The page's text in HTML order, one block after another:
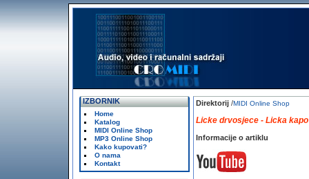
IZBORNIK
Home
Katalog
MIDI Online Shop
MP3 Online Shop
Kako kupovati?
O nama
Kontakt
Direktorij /MIDI Online Shop
Licke drvosjece - Licka kapo
Informacije o artiklu